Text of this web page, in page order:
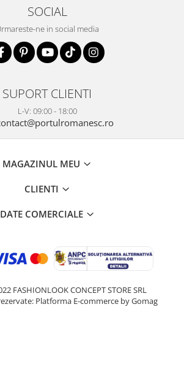
SOCIAL
ne in social media
SUPORT CLIENTI
L-V: 09:00 - 18:00
MAGAZINUL MEU
CLIENTI
DATE COMERCIALE
FASHIONLOOK CONCEPT STORE SRL
Platforma E-commerce by Gomag